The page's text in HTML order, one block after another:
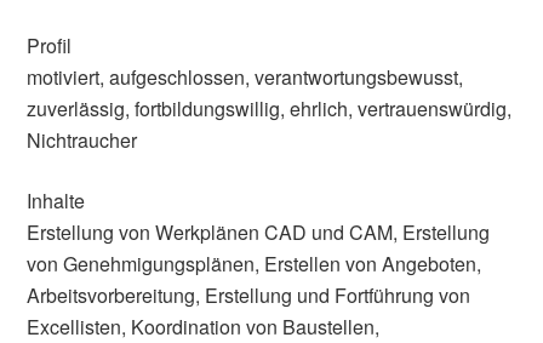
Profil
motiviert, aufgeschlossen, verantwortungsbewusst,
zuverlässig, fortbildungswillig, ehrlich, vertrauenswürdig,
Nichtraucher
Inhalte
Erstellung von Werkplänen CAD und CAM, Erstellung
von Genehmigungsplänen, Erstellen von Angeboten,
Arbeitsvorbereitung, Erstellung und Fortführung von
Excellisten, Koordination von Baustellen,